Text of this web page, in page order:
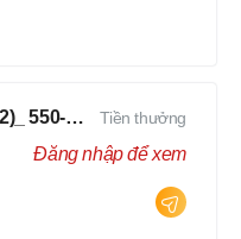
Kỹ sư cầu nối (BrSE, N1/N2)_ 550-750Man
Tiền thưởng
Đăng nhập để xem